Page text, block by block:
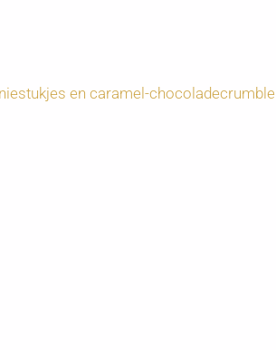
en caramel-chocoladecrumble